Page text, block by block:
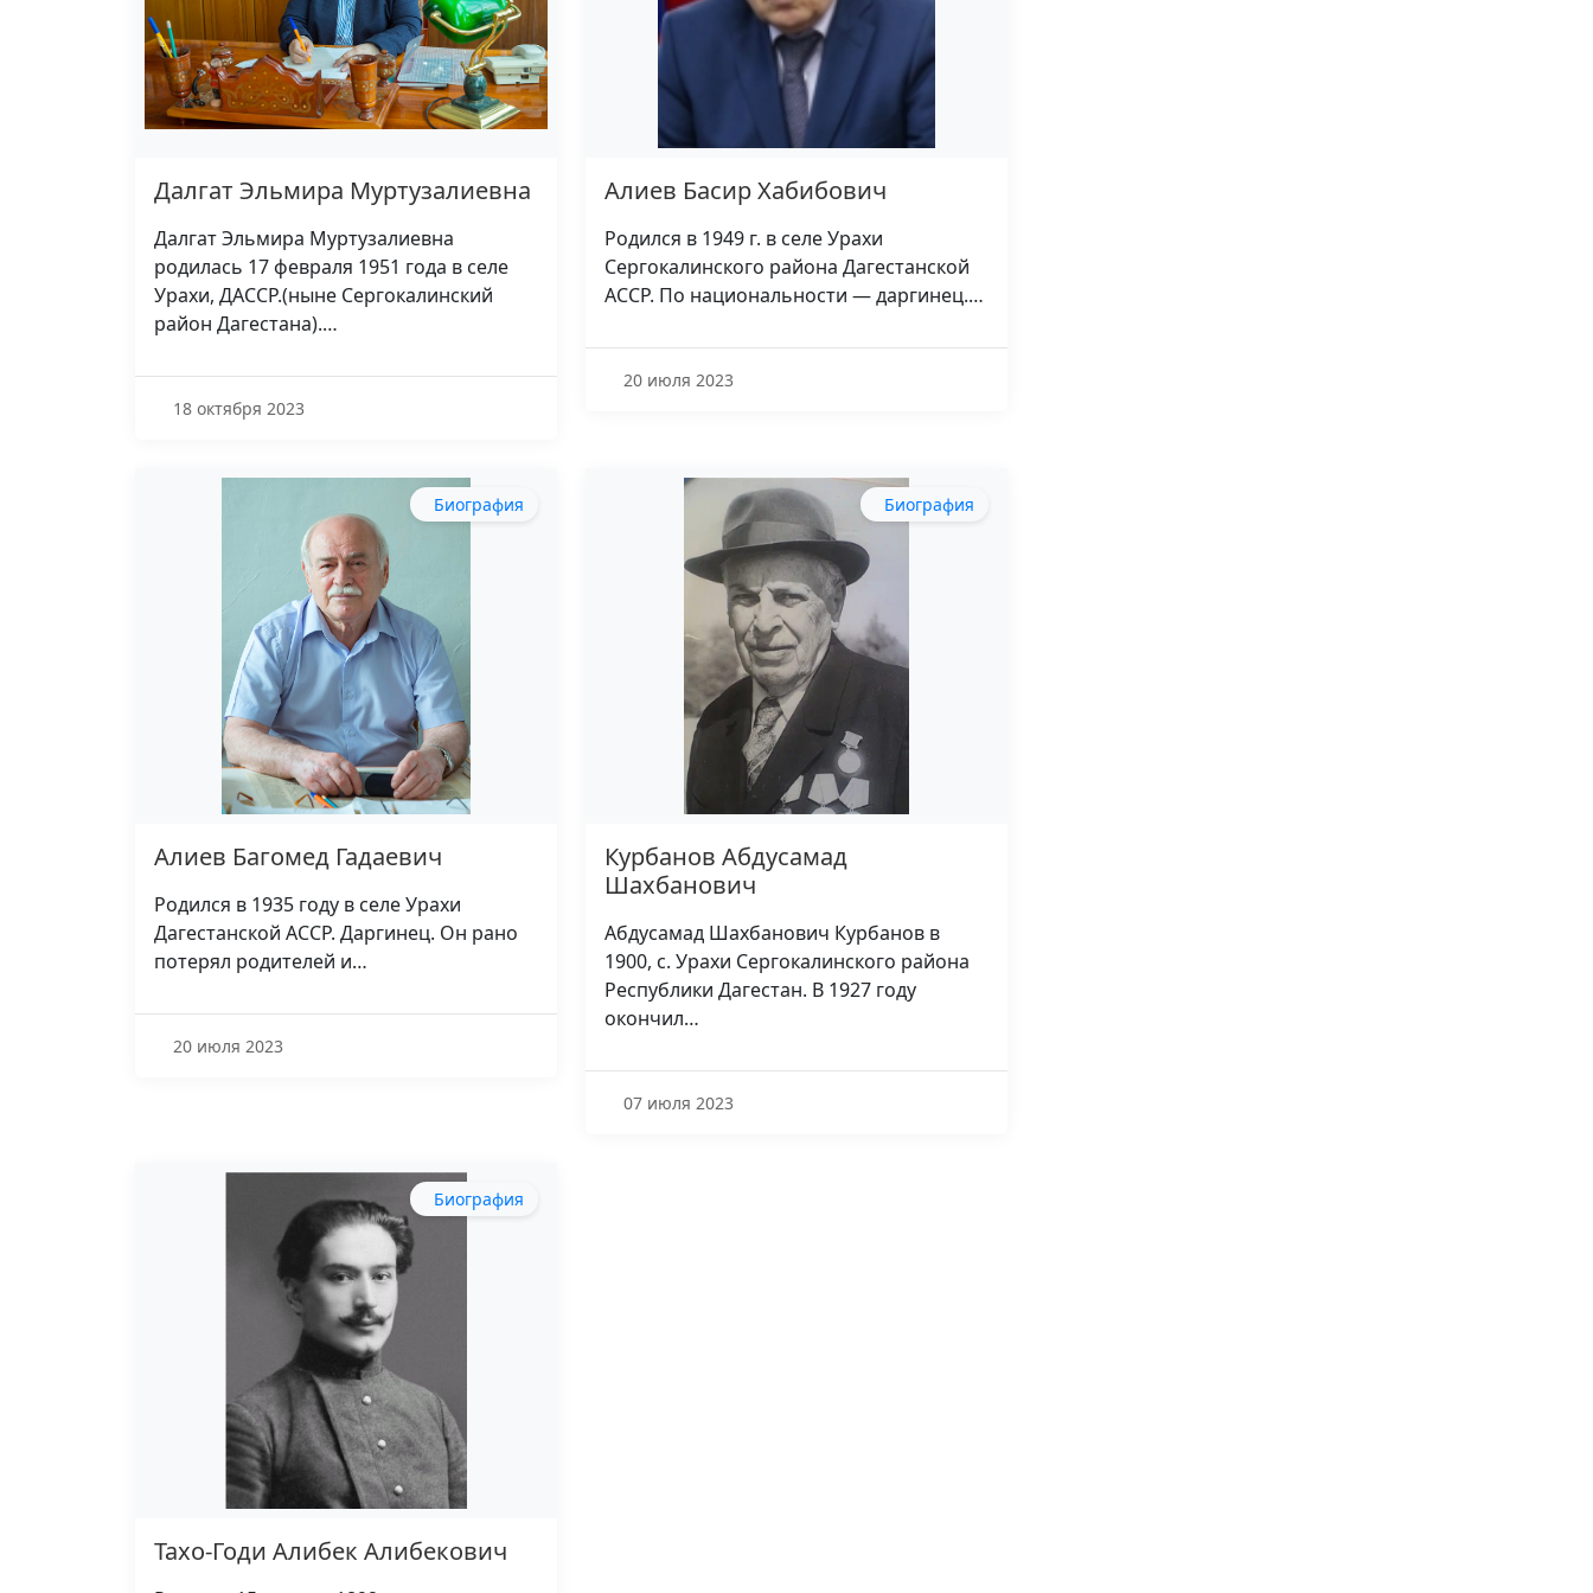
Далгат Эльмира Муртузалиевна
Далгат Эльмира Муртузалиевна
родилась 17 февраля 1951 года в селе
Урахи, ДАССР.(ныне Сергокалинский
район Дагестана).…
18 октября 2023
Алиев Басир Хабибович
Родился в 1949 г. в селе Урахи
Сергокалинского района Дагестанской
АССР. По национальности — даргинец.…
20 июля 2023
Биография
Алиев Багомед Гадаевич
Родился в 1935 году в селе Урахи
Дагестанской АССР. Даргинец. Он рано
потерял родителей и…
20 июля 2023
Биография
Курбанов Абдусамад
Шахбанович
Абдусамад Шахбанович Курбанов в
1900, с. Урахи Сергокалинского района
Республики Дагестан. В 1927 году
окончил…
07 июля 2023
Биография
Тахо-Годи Алибек Алибекович